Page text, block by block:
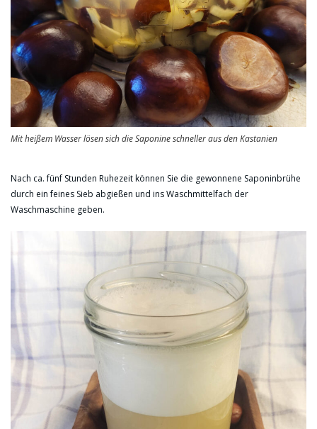
Mit heißem Wasser lösen sich die Saponine schneller aus den Kastanien
Nach ca. fünf Stunden Ruhezeit können Sie die gewonnene Saponinbrühe
durch ein feines Sieb abgießen und ins Waschmittelfach der
Waschmaschine geben.